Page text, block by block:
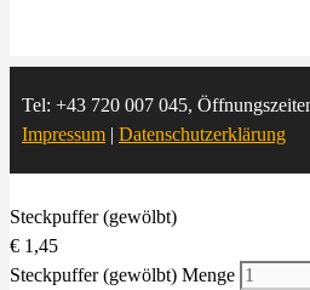
Tel: +43 720 007 045,
Impressum | Datenschutzerklärung
Steckpuffer (gewölbt)
€ 1,45
Steckpuffer (gewölbt) Menge